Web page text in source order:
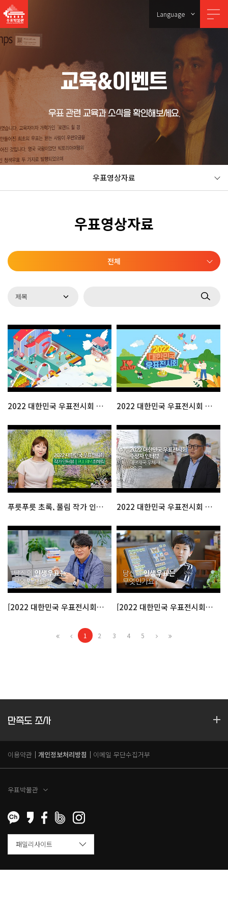
Language
교육&이벤트
우표 관련 교육과 소식을 확인해보세요.
우표영상자료
우표영상자료
전체
2022 대한민국 우표전시회 메타버스 체험관 & 이벤트 2022 대한민국 우표전시회 공식홍보영상 : 체험관(우표박물관)
푸릇푸릇 초록, 풀림 작가 인터뷰 2022 대한민국 우표전시회 국무총리상 인터뷰
[2022 대한민국 우표전시회] 인생우표찾기 ep.2 [2022 대한민국 우표전시회] 인생우표찾기 ep.1
1 2 3 4 5
만족도 조사
이용약관 개인정보처리방침 이메일 무단수집거부
우표박물관